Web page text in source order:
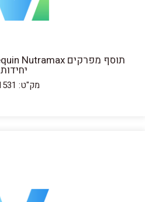
יחידות
מק"ט: 181531